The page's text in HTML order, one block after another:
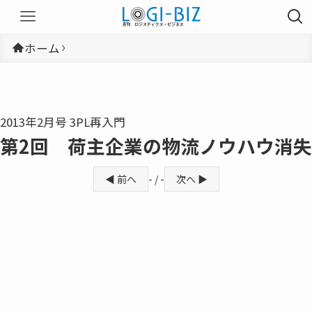
ホーム
2013年2月号 3PL再入門
第2回 荷主企業の物流ノウハウ消失
◀ 前へ - / - 次へ ▶